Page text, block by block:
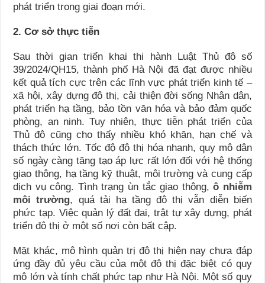
phát triển trong giai đoạn mới.
2. Cơ sở thực tiễn
Sau thời gian triển khai thi hành Luật Thủ đô số
39/2024/QH15, thành phố Hà Nội đã đạt được nhiều
kết quả tích cực trên các lĩnh vực phát triển kinh tế –
xã hội, xây dựng đô thị, cải thiện đời sống Nhân dân,
phát triển hạ tầng, bảo tồn văn hóa và bảo đảm quốc
phòng, an ninh. Tuy nhiên, thực tiễn phát triển của
Thủ đô cũng cho thấy nhiều khó khăn, hạn chế và
thách thức lớn. Tốc độ đô thị hóa nhanh, quy mô dân
số ngày càng tăng tạo áp lực rất lớn đối với hệ thống
giao thông, hạ tầng kỹ thuật, môi trường và cung cấp
dịch vụ công. Tình trạng ùn tắc giao thông,ô nhiễm
môi trường, quá tải hạ tầng đô thị vẫn diễn biến
phức tạp. Việc quản lý đất đai, trật tự xây dựng, phát
triển đô thị ở một số nơi còn bất cập.
Mặt khác, mô hình quản trị đô thị hiện nay chưa đáp
ứng đầy đủ yêu cầu của một đô thị đặc biệt có quy
mô lớn và tính chất phức tạp như Hà Nội. Một số quy